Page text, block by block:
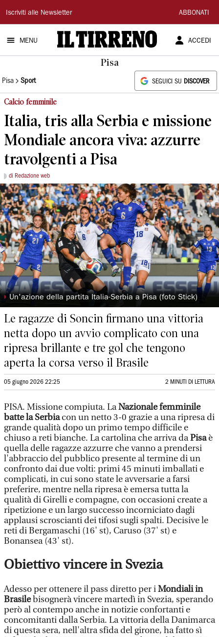
Il
Tirreno
Iscriviti alle Newsletter ABBONATI
MENU ACCEDI
Pisa
Pisa Sport SEGUICI SU DISCOVER
Calcio femminile
Italia, tris alla Serbia e missione
Mondiale ancora viva: azzurre
travolgenti a Pisa
di Redazione web
◗ Un'azione della partita Italia-Serbia a Pisa (foto Stick)
Le ragazze di Soncin firmano una vittoria
netta dopo un avvio complicato con una
ripresa brillante e tre gol che tengono
aperta la corsa verso il Brasile
05 giugno 2026 22:25 2 MINUTI DI LETTURA
PISA. Missione compiuta. LaNazionale femminile
batte la Serbiacon un netto 3-0 grazie a una ripresa di
grande qualità dopo un primo tempo difficile e
chiuso a reti bianche. La cartolina che arriva daPisaè
quella delle ragazze azzurre che vanno a prendersi
l'abbraccio del pubblico presente al termine di un
confronto dai due volti: primi 45 minuti imballati e
complicati, in cui sono state le avversarie a farsi
preferire, mentre nella ripresa è emersa tutta la
qualità di Girelli e compagne, con occasioni create a
ripetizione e un largo successo incorniciato dagli
applausi scroscianti dei tifosi sugli spalti. Decisive le
reti di Bergamaschi (16' st), Caruso (37' st) e
Bonansea (43' st).
Obiettivo vincere in Svezia
Adesso per ottenere il pass diretto per iMondiali in
Brasilebisognerà vincere martedì in Svezia, sperando
però al contempo anche in notizie confortanti e
concomitanti dalla Serbia. La vittoria della Danimarca
di questa sera, nell'altra sfida del girone, ha fatto sì